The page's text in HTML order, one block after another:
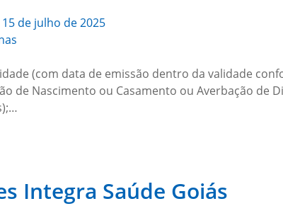
15 de julho de 2025
(com data de emissão dentro da validade
de Nascimento ou Casamento ou Averbação
Integra Saúde Goiás